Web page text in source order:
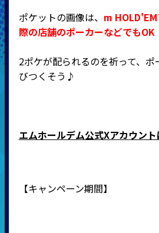
ポケットの画像は、 m HOLD'EM
際の店舗のポーカーなどでもOK
2ポケが配られるのを祈って、
びつくそう♪
エムホールデム公式Xアカウント
【キャンペーン期間】